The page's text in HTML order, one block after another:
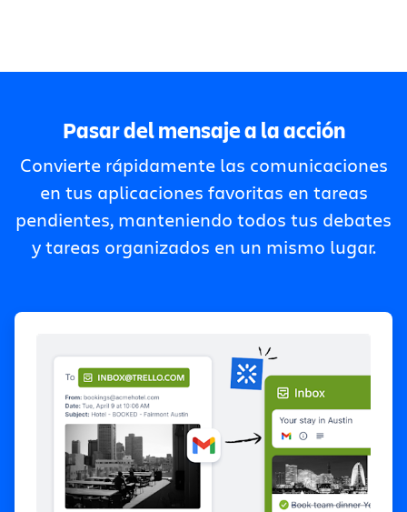
Pasar del mensaje a la acción
Convierte rápidamente las comunicaciones
en tus aplicaciones favoritas en tareas
pendientes, manteniendo todos tus debates
y tareas organizados en un mismo lugar.